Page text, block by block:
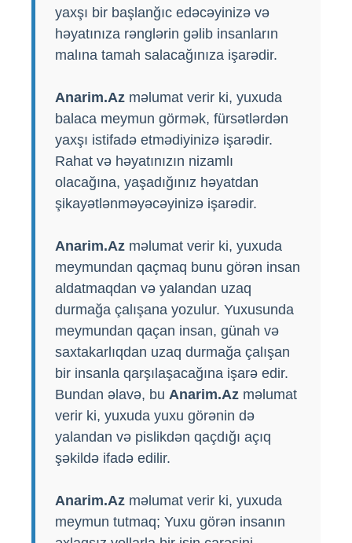
yaxşı bir başlanğıc edəcəyinizə və
həyatınıza rənglərin gəlib insanların
malına tamah salacağınıza işarədir.
Anarim.Az məlumat verir ki, yuxuda
balaca meymun görmək, fürsətlərdən
yaxşı istifadə etmədiyinizə işarədir.
Rahat və həyatınızın nizamlı
olacağına, yaşadığınız həyatdan
şikayətlənməyəcəyinizə işarədir.
Anarim.Az məlumat verir ki, yuxuda
meymundan qaçmaq bunu görən insan
aldatmaqdan və yalandan uzaq
durmağa çalışana yozulur. Yuxusunda
meymundan qaçan insan, günah və
saxtakarlıqdan uzaq durmağa çalışan
bir insanla qarşılaşacağına işarə edir.
Bundan əlavə, bu Anarim.Az məlumat
verir ki, yuxuda yuxu görənin də
yalandan və pislikdən qaçdığı açıq
şəkildə ifadə edilir.
Anarim.Az məlumat verir ki, yuxuda
meymun tutmaq; Yuxu görən insanın